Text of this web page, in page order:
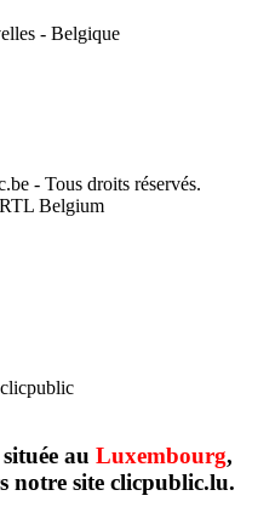
- Belgique
- Tous droits réservés.
au Luxembourg,
notre site clicpublic.lu.